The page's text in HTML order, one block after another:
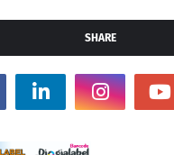
SHARE